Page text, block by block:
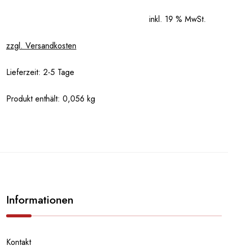
inkl. 19 % MwSt.
zzgl. Versandkosten
Lieferzeit: 2-5 Tage
Produkt enthält: 0,056 kg
Informationen
Kontakt